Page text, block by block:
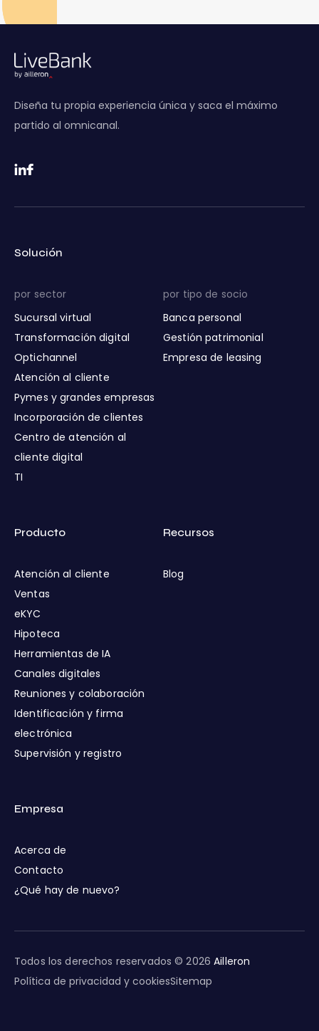
Diseña tu propia experiencia única y saca el máximo
partido al omnicanal.
Solución
por sector
Sucursal virtual
Transformación digital
Optichannel
Atención al cliente
Pymes y grandes empresas
Incorporación de clientes
Centro de atención al
cliente digital
TI
por tipo de socio
Banca personal
Gestión patrimonial
Empresa de leasing
Producto
Atención al cliente
Ventas
eKYC
Hipoteca
Herramientas de IA
Canales digitales
Reuniones y colaboración
Identificación y firma
electrónica
Supervisión y registro
Recursos
Blog
Empresa
Acerca de
Contacto
¿Qué hay de nuevo?
Todos los derechos reservados © 2026Ailleron
Política de privacidad y cookiesSitemap